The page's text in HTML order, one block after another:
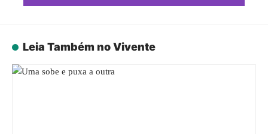
Leia Também no Vivente